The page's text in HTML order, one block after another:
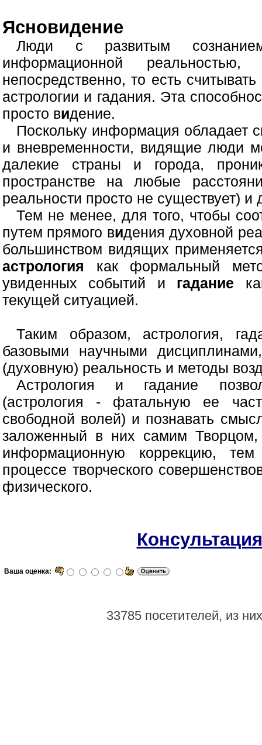
Ясновидение
Люди с развитым
информационной
непосредственно, то есть
астрологии и гадания. Эта
просто видение.
Поскольку информация обладает
и вневременности, видящие люди
далекие страны и города,
пространстве на любые
реальности просто не существует)
Тем не менее, для того, чтобы
путем прямого видения духовной
большинством видящих
астрология как формальный
увиденных событий и гадание
текущей ситуацией.
Таким образом, астрология,
базовыми научными
(духовную) реальность и методы
Астрология и гадание
(астрология - фатальную ее
свободной волей) и познавать
заложенный в них самим Творцом,
информационную коррекцию,
процессе творческого
физического.
Ваша оценка:
33785 посетителей, из